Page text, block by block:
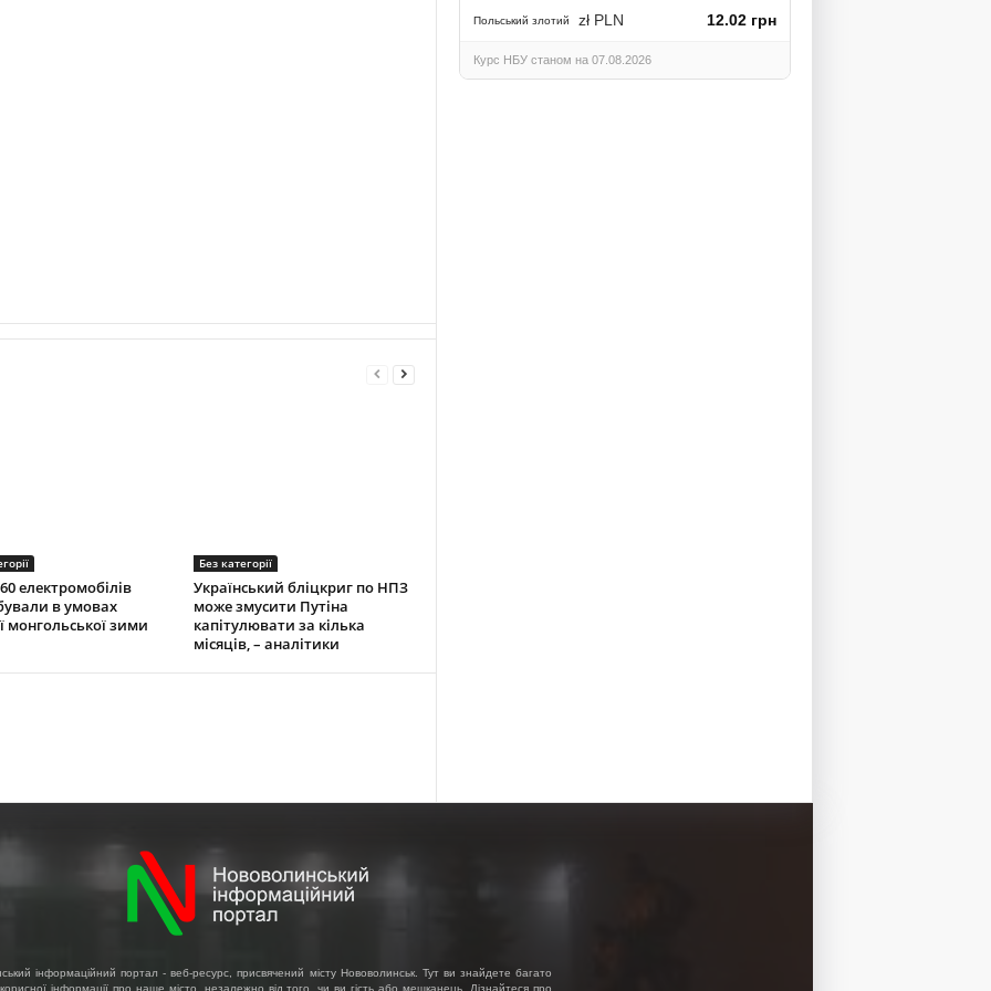
електромобілів
в умовах
монгольської зими
Без категорії
Український бліцкриг по НПЗ
може змусити Путіна
капітулювати за кілька
місяців, – аналітики
Польський злотий zł PLN 12.02 грн
Курс НБУ станом на 07.08.2026
інформаційний портал - веб-ресурс, присвячений місту Нововолинськ. Тут ви знайдете багато
корисної інформації про наше місто, незалежно від того, чи ви гість або мешканець. Дізнайтеся про